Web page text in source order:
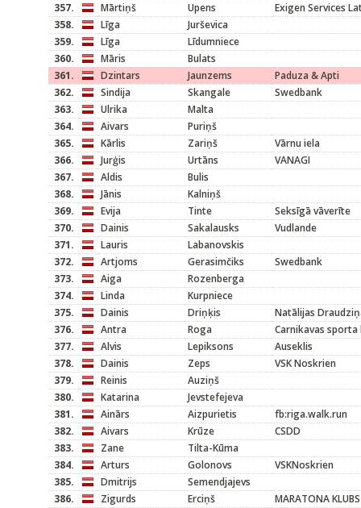
357.
Mārtiņš Upens
Exigen Services
358.
Līga
Jurševica
359.
Līga
Līdumniece
360.
Māris
Bulats
361.
Dzintars Jaunzems
Paduza & Apti
362.
Sindija Skangale
Swedbank
363.
Ulrika
Malta
364.
Aivars
Puriņš
365.
Kārlis Zariņš
Vārnu iela
366.
Jurģis Urtāns
VANAGI
367.
Aldis
Bulis
368.
Jānis
Kalniņš
369.
Evija Tinte
Seksīgā vāverīte
370.
Dainis Sakalausks
Vudlande
371.
Lauris
Labanovskis
372.
Artjoms Gerasimčiks
Swedbank
373.
Aiga
Rozenberga
374.
Linda
Kurpniece
375.
Dainis Driņķis
Natālijas
376.
Antra Roga
Carnikavas sporta
377.
Alvis Lepiksons
Auseklis
378.
Dainis Zeps
VSK Noskrien
379.
Reinis
Auziņš
380.
Katarina
Jevstefejeva
381.
Ainārs Aizpurietis
fb:riga.walk.run
382.
Aivars Krūze
CSDD
383.
Zane
Tilta-Kūma
384.
Arturs Golonovs
VSKNoskrien
385.
Dmitrijs
Semendjajevs
386.
Zigurds Erciņš
MARATONA KLUBS